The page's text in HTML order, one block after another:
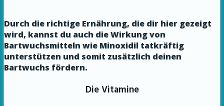
Durch die richtige Ernährung, die dir hier gezeigt
wird, kannst du auch die Wirkung von
Bartwuchsmitteln wie Minoxidil tatkräftig
unterstützen und somit zusätzlich deinen
Bartwuchs fördern.
Die Vitamine